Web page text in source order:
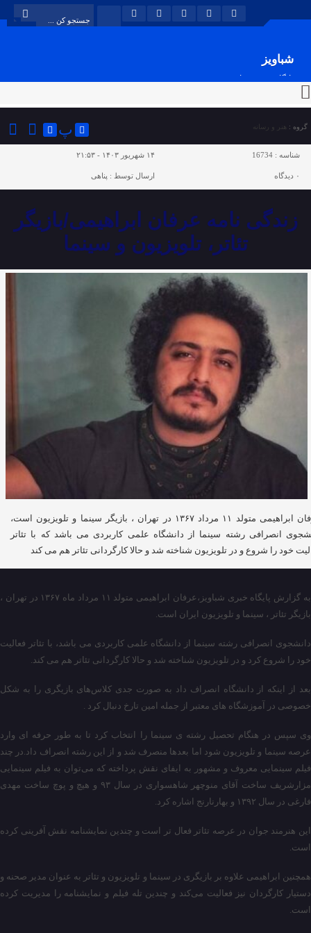
شباویز
پایگاه خبری شباویز
گروه : هنر و رسانه پ
شناسه : 16734 ۱۴ شهریور ۱۴۰۳ - ۲۱:۵۳
۰ دیدگاه ارسال توسط : پناهی
زندگی نامه عرفان ابراهیمی/بازیگر
تئاتر، تلویزیون و سینما
عرفان ابراهیمی متولد ۱۱ مرداد ۱۳۶۷ در تهران ، بازیگر سینما و تلویزیون است،
انصرافی رشته سینما از دانشگاه علمی کاربردی می باشد که با تئاتر
خود را شروع و در تلویزیون شناخته شد و حالا کارگردانی تئاتر هم می کند
به گزارش پایگاه خبری شباویز،عرفان ابراهیمی متولد ۱۱ مرداد ماه ۱۳۶۷ در تهران ،
بازیگر تئاتر ، سینما و تلویزیون ایران است.
دانشجوی انصرافی رشته سینما از دانشگاه علمی کاربردی می باشد، با تئاتر فعالیت
خود را شروع کرد و در تلویزیون شناخته شد و حالا کارگردانی تئاتر هم می کند.
بعد از اینکه از دانشگاه انصراف داد به صورت جدی کلاس‌های بازیگری را به شکل
خصوصی در آموزشگاه های معتبر از جمله امین تارخ دنبال کرد .
وی سپس در هنگام تحصیل رشته ی سینما را انتخاب کرد تا به طور حرفه ای وارد
عرصه سینما و تلویزیون شود اما بعدها منصرف شد و از این رشته انصراف داد.در چند
فیلم سینمایی معروف و مشهور به ایفای نقش پرداخته که می‌توان به فیلم سینمایی
مزارشریف ساخت آقای منوچهر شاهسواری در سال ۹۳ و هیچ و پوچ ساخت مهدی
فارغی در سال ۱۳۹۲ و بهارنارنج اشاره کرد.
این هنرمند جوان در عرصه تئاتر فعال تر است و چندین نمایشنامه نقش آفرینی کرده
است.
همچنین ابراهیمی علاوه بر بازیگری در سینما و تلویزیون و تئاتر به عنوان مدیر صحنه و
دستیار کارگردان نیز فعالیت می‌کند و چندین تله فیلم و نمایشنامه را مدیریت کرده
است.